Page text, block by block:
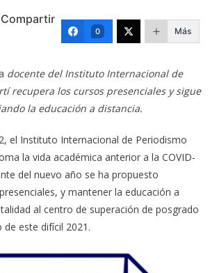
Compartir
0 Más
docente del Instituto Internacional de
recupera los cursos presenciales y sigue
la educación a distancia.
el Instituto Internacional de Periodismo
la vida académica anterior a la COVID-
del nuevo año se ha propuesto
y mantener la educación a
al centro de superación de posgrado
de este difícil 2021.